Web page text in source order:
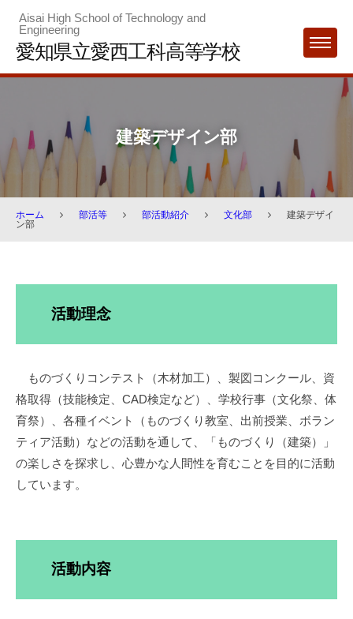
content
Aisai High School of Technology and
Engineering
愛知県立愛西工科高等学校 MENU
建築デザイン部
ホーム 部活等 部活動紹介 文化部
建築デザイ
ン部
イ
ン
部
2025
年
8
日
活動理念
ものづくりコンテスト（木材加工）、製図コンクール、資
格取得（技能検定、CAD検定など）、学校行事（文化祭、体
育祭）、各種イベント（ものづくり教室、出前授業、ボラン
ティア活動）などの活動を通して、「ものづくり（建築）」
の楽しさを探求し、心豊かな人間性を育むことを目的に活動
しています。
活動内容